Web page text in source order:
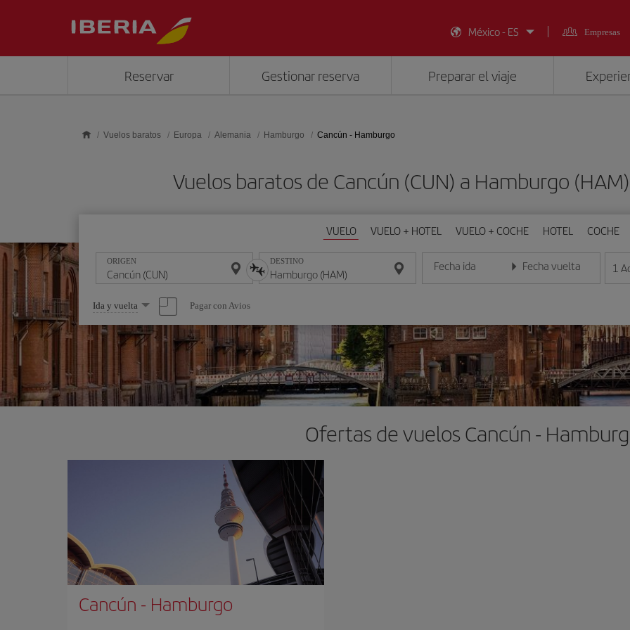
México - ES
Empresas
Reservar Gestionar reserva Preparar el viaje
Vuelos baratos Europa Alemania Hamburgo Cancún - Hamburgo
Vuelos baratos de Cancún (CUN) a Hamburgo
VUELO VUELO + HOTEL VUELO + COCHE HOTEL COCHE
ORIGEN DESTINO Fecha ida
Introduce la fecha en formato día/mes/año
Fecha vuelta
Introduce la fecha en 1
Seleccione
una
opción
Ida y vuelta Pagar con Avios
Ofertas de vuelos Cancún -
Cancún - Hamburgo